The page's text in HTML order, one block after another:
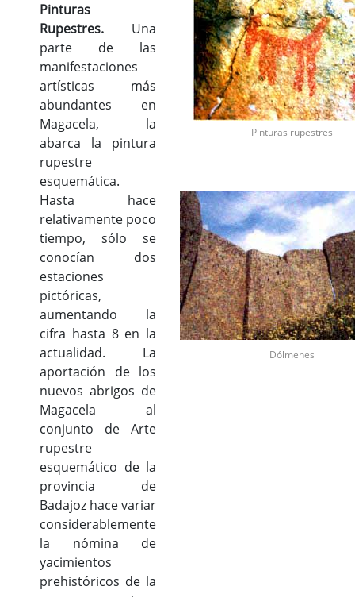
Pinturas
Rupestres. Una
parte de las
manifestaciones
artísticas más
abundantes en
Magacela, la
abarca la pintura
rupestre
esquemática.
Hasta hace
relativamente poco
tiempo, sólo se
conocían dos
estaciones
pictóricas,
aumentando la
cifra hasta 8 en la
actualidad. La
aportación de los
nuevos abrigos de
Magacela al
conjunto de Arte
rupestre
esquemático de la
provincia de
Badajoz hace variar
considerablemente
la nómina de
yacimientos
prehistóricos de la
Pinturas rupestres
Dólmenes